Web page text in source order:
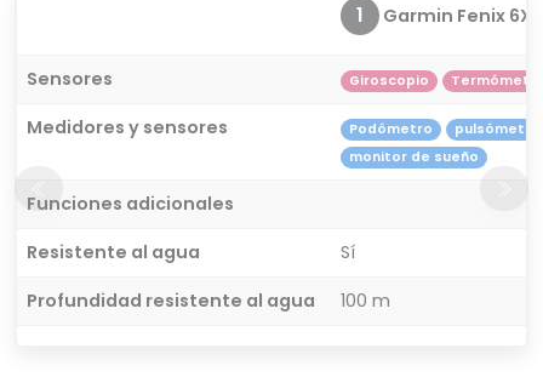
1 Garmin Fenix 6X
Sensores Giroscopio
Medidores y sensores Podómetro
pulsómetro
monitor de sueño
Funciones adicionales
Resistente al agua
Sí
Profundidad resistente al agua
100 m